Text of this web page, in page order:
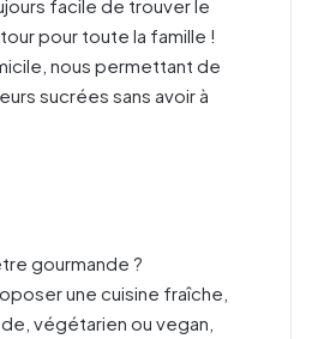
facile de trouver le
pour toute la famille !
nous permettant de
sucrées sans avoir à
gourmande ?
une cuisine fraîche,
végétarien ou vegan,